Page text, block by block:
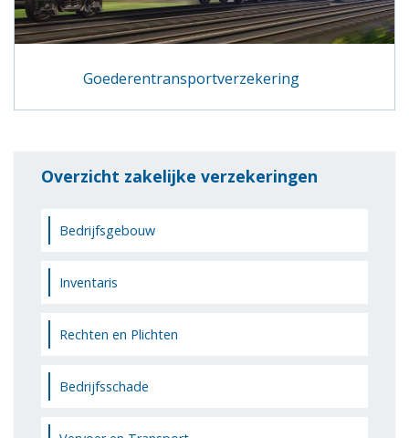
Goederentransportverzekering
Overzicht zakelijke verzekeringen
Bedrijfsgebouw
Inventaris
Rechten en Plichten
Bedrijfsschade